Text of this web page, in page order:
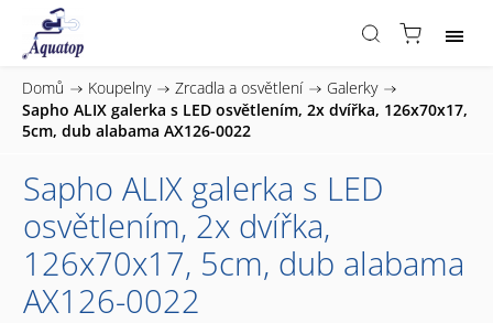
Domů / Koupelny / Zrcadla a osvětlení / Galerky /
Sapho ALIX galerka s LED osvětlením, 2x dvířka, 126x70x17,
5cm, dub alabama AX126-0022
Sapho ALIX galerka s LED
osvětlením, 2x dvířka,
126x70x17, 5cm, dub alabama
AX126-0022